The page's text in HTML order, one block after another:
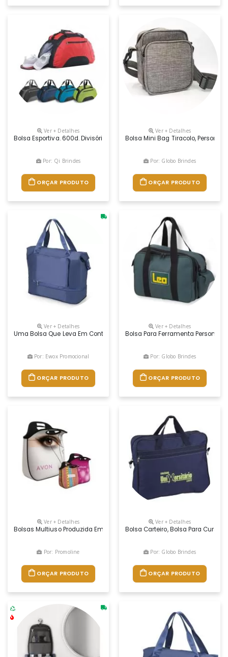
Ver + Detalhes
Bolsa Esportiva. 600d. Divisória Interior E Fundo Com Placa Semi-
Por: Qi Brindes
ORÇAR PRODUTO
Ver + Detalhes
Bolsa Mini Bag Tiracolo,
Por: Globo Brindes
ORÇAR PRODUTO
Ver + Detalhes
Uma Bolsa Que Leva Em Conta As Necessidades De Quem Espera
Por: Ewox Promocional
ORÇAR PRODUTO
Ver + Detalhes
Bolsa Para Ferramenta
Por: Globo Brindes
ORÇAR PRODUTO
Ver + Detalhes
Bolsas Multiuso Produzida Em Neoprene É Um Brinde Ideal Para
Por: Promoline
ORÇAR PRODUTO
Ver + Detalhes
Bolsa Carteiro, Bolsa Para Curso,
Por: Globo Brindes
ORÇAR PRODUTO